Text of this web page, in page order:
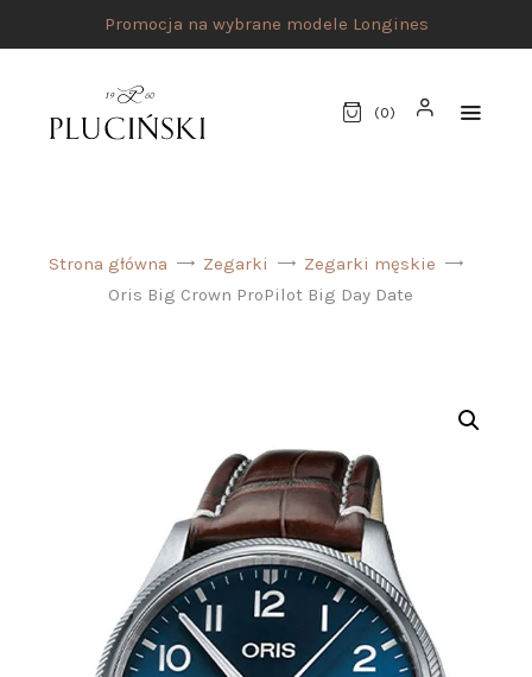
Promocja na wybrane modele Longines
(0)
UMÓW SPOTKANIE
AKCESORIA
O NAS
SERWIS
BLOG
Strona główna Zegarki
Zegarki męskie
Oris Big Crown ProPilot Big Day Date